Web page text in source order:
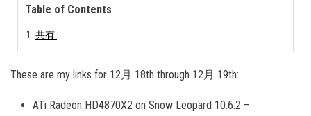
Table of Contents
共有:
These are my links for 12月 18th through 12月 19th:
ATi Radeon HD4870X2 on Snow Leopard 10.6.2 –